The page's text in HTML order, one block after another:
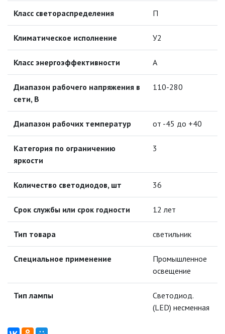
ТОЧЕЧНЫЕ СВЕТИЛЬНИКИ
УЛИЧНОЕ ОСВЕЩЕНИЕ НА
СОЛНЕЧНЫХ БАТАРЕЯХ
УЛИЧНЫЕ СВЕТИЛЬНИКИ
ФОНТАНЫ
ЭЛЕКТРОУСТАНОВОЧНЫЕ
НОВОСТИ
ОПЛАТА И ДОСТАВКА
ЗАДАТЬ ВОПРОС
Класс светораспределения П
Климатическое исполнение У2
Класс энергоэффективности А
Диапазон рабочего напряжения в
сети, В
110-280
Диапазон рабочих температур от -45 до +40
Категория по ограничению
яркости
3
Количество светодиодов, шт 36
Срок службы или срок годности 12 лет
Тип товара светильник
Специальное применение
Промышленное
освещение
Тип лампы
Светодиод.
(LED) несменная